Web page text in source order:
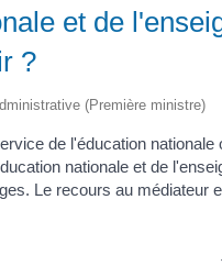
et de
?
(Première ministre)
de l'éducation nationale
nationale et de
Le recours au médiateur